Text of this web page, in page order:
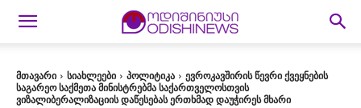
მთავარი სიახლეები პოლიტიკა
ევროკავშირის წევრი ქვეყნების
საგარეო საქმეთა მინისტრებმა საქართველოსთვის
ვიზალიბერალიზაციის დაწესებას ერთხმად დაუჭირეს მხარი